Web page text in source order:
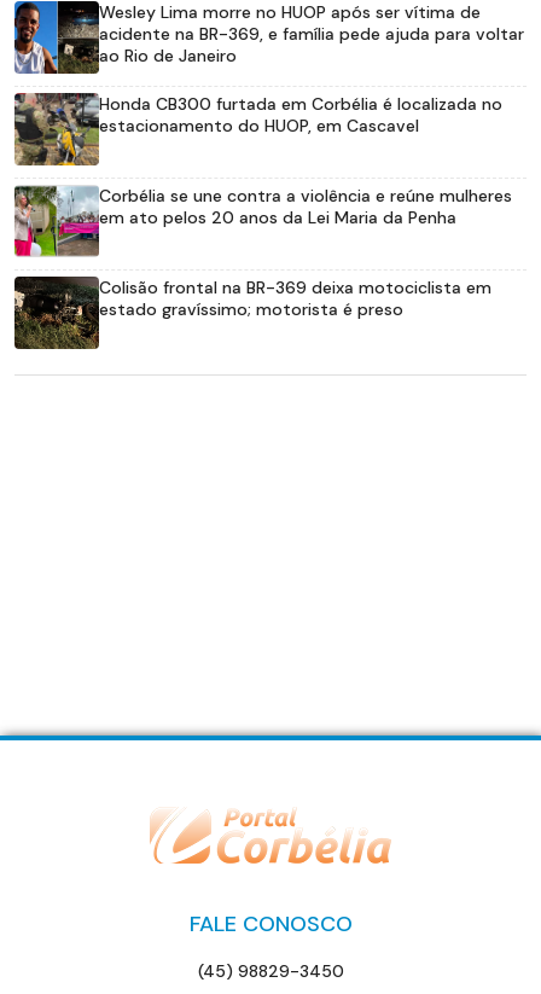
Wesley Lima morre no HUOP após ser vítima de
acidente na BR-369, e família pede ajuda para voltar
ao Rio de Janeiro
Honda CB300 furtada em Corbélia é localizada no
estacionamento do HUOP, em Cascavel
Corbélia se une contra a violência e reúne mulheres
em ato pelos 20 anos da Lei Maria da Penha
Colisão frontal na BR-369 deixa motociclista em
estado gravíssimo; motorista é preso
FALE CONOSCO
(45) 98829-3450